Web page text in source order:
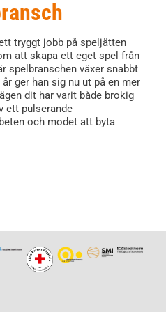
tryggt jobb på speljätten
att skapa ett eget spel från
spelbranschen växer snabbt
ger han sig nu ut på en mer
dit har varit både brokig
ett pulserande
och modet att byta